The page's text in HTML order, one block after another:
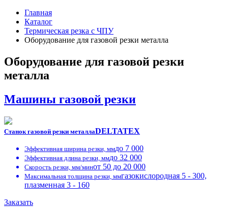
Главная
Каталог
Термическая резка с ЧПУ
Оборудование для газовой резки металла
Оборудование для газовой резки
металла
Машины газовой резки
Станок газовой резки металлаDELTATEX
Эффективная ширина резки, ммдо 7 000
Эффективная длина резки, ммдо 32 000
Скорость резки, мм/минот 50 до 20 000
Максимальная толщина резки, ммгазокислородная 5 - 300,
плазменная 3 - 160
Заказать